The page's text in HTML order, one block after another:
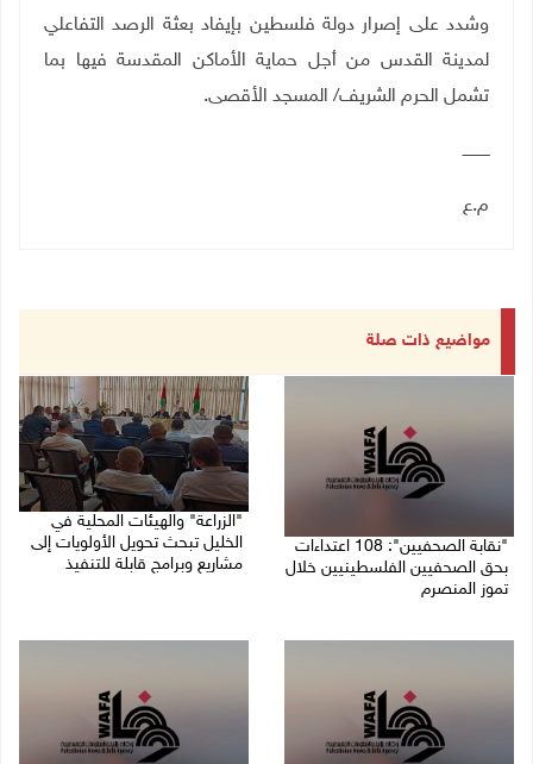
وشدد على إصرار دولة فلسطين بإيفاد بعثة الرصد التفاعلي
لمدينة القدس من أجل حماية الأماكن المقدسة فيها بما
تشمل الحرم الشريف/ المسجد الأقصى.
ـــــــــــ
م.ع
مواضيع ذات صلة
"نقابة الصحفيين": 108 اعتداءات
بحق الصحفيين الفلسطينيين خلال
تموز المنصرم
"الزراعة" والهيئات المحلية في
الخليل تبحث تحويل الأولويات إلى
مشاريع وبرامج قابلة للتنفيذ